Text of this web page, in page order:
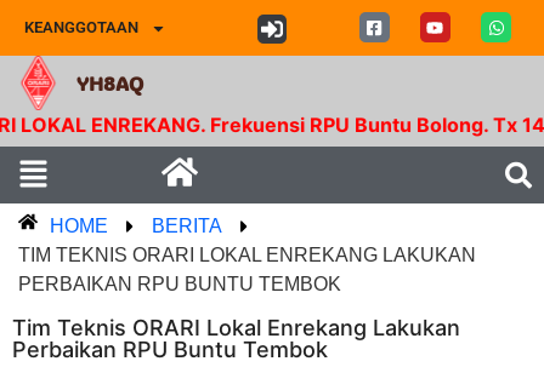
KEANGGOTAAN
YH8AQ
ENREKANG. Frekuensi RPU Buntu Bolong. Tx
HOME
BERITA
TIM TEKNIS ORARI LOKAL ENREKANG LAKUKAN
PERBAIKAN RPU BUNTU TEMBOK
Tim Teknis ORARI Lokal Enrekang Lakukan
Perbaikan RPU Buntu Tembok